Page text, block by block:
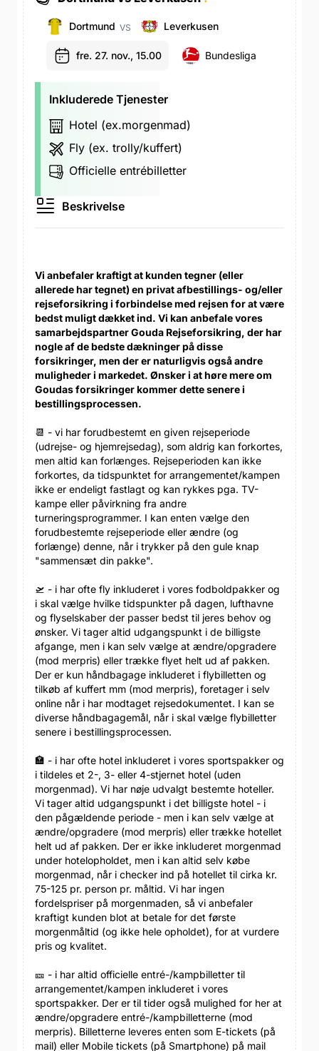
Dortmund VS Leverkusen
fre. 27. nov., 15.00 Bundesliga
Inkluderede Tjenester
Hotel (ex.morgenmad)
Fly (ex. trolly/kuffert)
Officielle entrébilletter
Beskrivelse
Vi anbefaler kraftigt at kunden tegner (eller
allerede har tegnet) en privat afbestillings- og/eller
rejseforsikring i forbindelse med rejsen for at være
bedst muligt dækket ind. Vi kan anbefale vores
samarbejdspartner Gouda Rejseforsikring, der har
nogle af de bedste dækninger på disse
forsikringer, men der er naturligvis også andre
muligheder i markedet. Ønsker i at høre mere om
Goudas forsikringer kommer dette senere i
bestillingsprocessen.
📆 - vi har forudbestemt en given rejseperiode
(udrejse- og hjemrejsedag), som aldrig kan forkortes,
men altid kan forlænges. Rejseperioden kan ikke
forkortes, da tidspunktet for arrangementet/kampen
ikke er endeligt fastlagt og kan rykkes pga. TV-
kampe eller påvirkning fra andre
turneringsprogrammer. I kan enten vælge den
forudbestemte rejseperiode eller ændre (og
forlænge) denne, når i trykker på den gule knap
"sammensæt din pakke".
🛫 - i har ofte fly inkluderet i vores fodboldpakker og
i skal vælge hvilke tidspunkter på dagen, lufthavne
og flyselskaber der passer bedst til jeres behov og
ønsker. Vi tager altid udgangspunkt i de billigste
afgange, men i kan selv vælge at ændre/opgradere
(mod merpris) eller trække flyet helt ud af pakken.
Der er kun håndbagage inkluderet i flybilletten og
tilkøb af kuffert mm (mod merpris), foretager i selv
online når i har modtaget rejsedokumentet. I kan se
diverse håndbagagemål, når i skal vælge flybilletter
senere i bestillingsprocessen.
🏣 - i har ofte hotel inkluderet i vores sportspakker og
i tildeles et 2-, 3- eller 4-stjernet hotel (uden
morgenmad). Vi har nøje udvalgt bestemte hoteller.
Vi tager altid udgangspunkt i det billigste hotel - i
den pågældende periode - men i kan selv vælge at
ændre/opgradere (mod merpris) eller trække hotellet
helt ud af pakken. Der er ikke inkluderet morgenmad
under hotelopholdet, men i kan altid selv købe
morgenmad, når i checker ind på hotellet til cirka kr.
75-125 pr. person pr. måltid. Vi har ingen
fordelspriser på morgenmaden, så vi anbefaler
kraftigt kunden blot at betale for det første
morgenmåltid (og ikke hele opholdet), for at vurdere
pris og kvalitet.
🎫 - i har altid officielle entré-/kampbilletter til
arrangementet/kampen inkluderet i vores
sportspakker. Der er til tider også mulighed for her at
ændre/opgradere entré-/kampbilletterne (mod
merpris). Billetterne leveres enten som E-tickets (på
mail) eller Mobile tickets (på Smartphone) på mail